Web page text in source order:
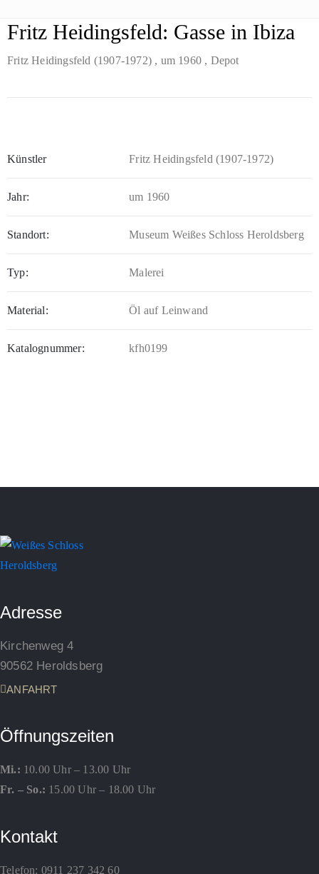
Fritz Heidingsfeld: Gasse in Ibiza
Fritz Heidingsfeld (1907-1972) , um 1960 , Depot
Künstler Fritz Heidingsfeld (1907-1972)
Jahr: um 1960
Standort: Museum Weißes Schloss Heroldsberg
Typ: Malerei
Material: Öl auf Leinwand
Katalognummer: kfh0199
Adresse
Kirchenweg 4
90562 Heroldsberg
ANFAHRT
Öffnungszeiten
Mi.: 10.00 Uhr – 13.00 Uhr
Fr. – So.: 15.00 Uhr – 18.00 Uhr
Kontakt
Telefon: 0911 237 342 60